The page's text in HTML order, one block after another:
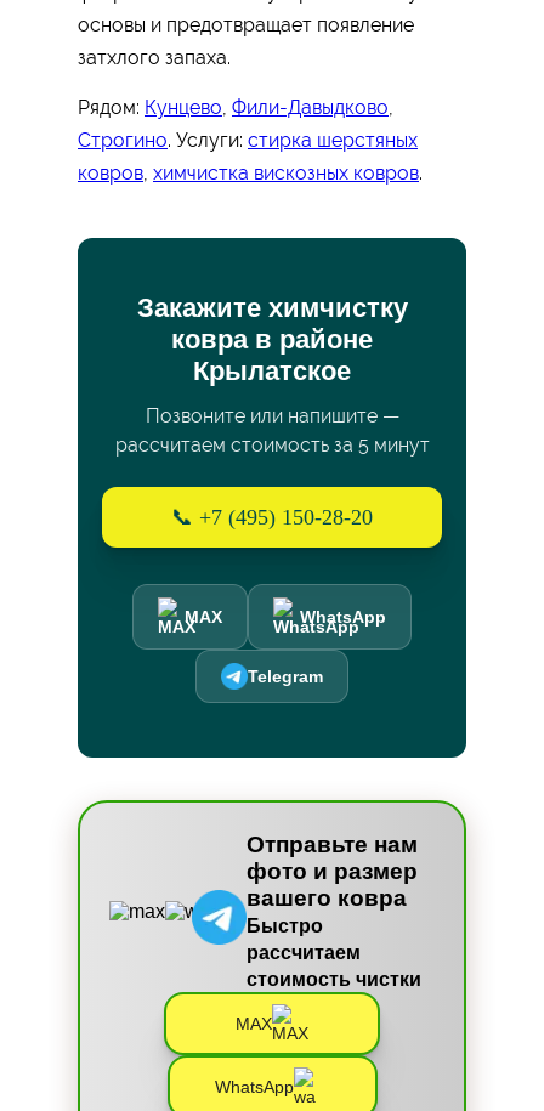
основы и предотвращает появление
затхлого запаха.
Рядом: Кунцево Фили-Давыдково
Строгино. Услуги: стирка шерстяных
ковров химчистка вискозных ковров.
Закажите химчистку
ковра в районе
Крылатское
Позвоните или напишите —
рассчитаем стоимость за 5 минут
📞 +7 (495) 150-28-20
MAX WhatsApp
Telegram
Отправьте нам
фото и размер
вашего ковра
Быстро
рассчитаем
стоимость чистки
MAX
WhatsApp